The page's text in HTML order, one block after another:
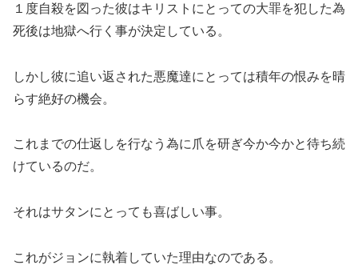
１度自殺を図った彼はキリストにとっての大罪を犯した為
死後は地獄へ行く事が決定している。
しかし彼に追い返された悪魔達にとっては積年の恨みを晴
らす絶好の機会。
これまでの仕返しを行なう為に爪を研ぎ今か今かと待ち続
けているのだ。
それはサタンにとっても喜ばしい事。
これがジョンに執着していた理由なのである。